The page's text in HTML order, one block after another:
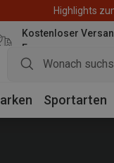
Highlights
Kostenloser
Euro
Sportarten